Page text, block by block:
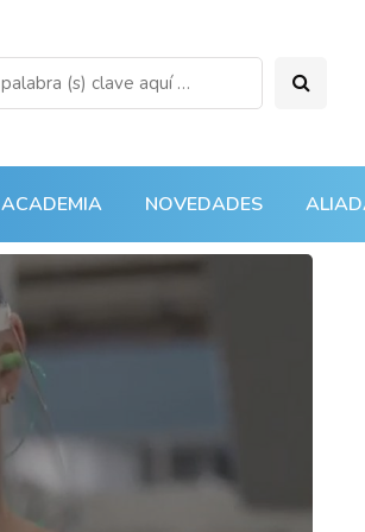
ACADEMIA NOVEDADES